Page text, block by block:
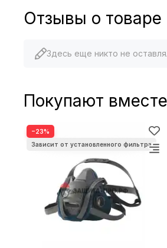
Отзывы о товаре
Здесь еще никто не
Покупают вместе
−23%